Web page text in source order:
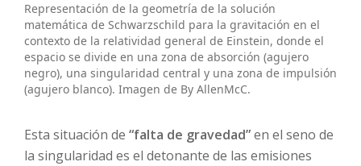
Representación de la geometría de la solución
matemática de Schwarzschild para la gravitación en el
contexto de la relatividad general de Einstein, donde el
espacio se divide en una zona de absorción (agujero
negro), una singularidad central y una zona de impulsión
(agujero blanco). Imagen de By AllenMcC.
Esta situación de “falta de gravedad”en el seno de
la singularidad es el detonante de las emisiones